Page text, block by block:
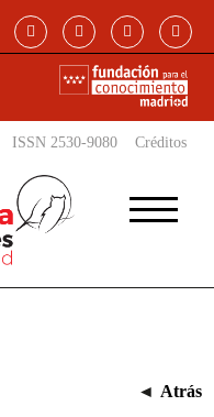
ISSN 2530-9080 Créditos
◄ Atrás